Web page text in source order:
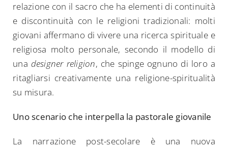
relazione con il sacro che ha elementi di continuità
e discontinuità con le religioni tradizionali: molti
giovani affermano di vivere una ricerca spirituale e
religiosa molto personale, secondo il modello di
una designer religion, che spinge ognuno di loro a
ritagliarsi creativamente una religione-spiritualità
su misura.
Uno scenario che interpella la pastorale giovanile
La narrazione post-secolare è una nuova